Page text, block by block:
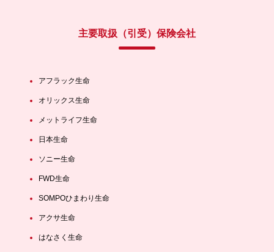
主要取扱（引受）保険会社
アフラック生命
オリックス生命
メットライフ生命
日本生命
ソニー生命
FWD生命
SOMPOひまわり生命
アクサ生命
はなさく生命